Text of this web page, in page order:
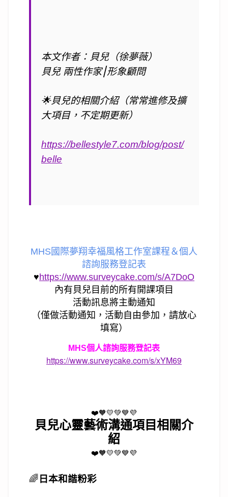
本文作者：貝兒（徐夢薇）
貝兒 兩性作家⎮形象顧問
🌟貝兒的相關介紹（常常進修及擴
大項目，不定期更新）
https://bellestyle7.com/blog/post/
belle
MHS國際夢翔幸福風格工作室課程＆個人
諮詢服務登記表
♥https://www.surveycake.com/s/A7DoO
內有貝兒目前的所有開課項目
活動訊息將主動通知
（僅做活動通知，活動自由參加，請放心
填寫）
MHS個人諮詢服務登記表
https://www.surveycake.com/s/xYM69
❤️🧡💛💚💙💜
貝兒心靈藝術溝通項目相關介
紹
❤️🧡💛💚💙💜
🌈 日本和諧粉彩